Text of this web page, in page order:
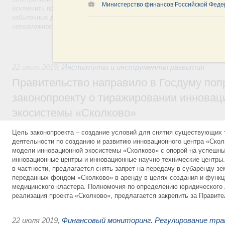
Министерство финансов Российской
исключить практику обязательного истребования заказчиками у
избыточных документов, получение которых сопоставимо со
Институты и инструменты развития
Правительство направило в Госдуму
законопроекту о тиражировании
экосистемы «Сколково»
Цель законопроекта – создание условий для снятия существующих
деятельности по созданию и развитию инновационного центра
модели инновационной экосистемы «Сколково» с опорой на
инновационные центры и инновационные научно-технические
в частности, предлагается снять запрет на передачу в субаренду
переданных фондом «Сколково» в аренду в целях создания и
медицинского кластера. Полномочия по определению юридического
реализация проекта «Сколково», предлагается закрепить за
22 июля 2019, Финансовый мониторинг. Регулирование